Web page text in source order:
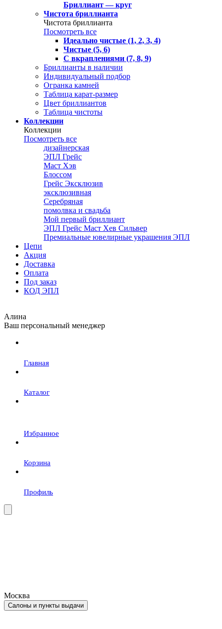
Бриллиант — круг
Чистота бриллианта
Чистота бриллианта
Посмотреть все
Идеально чистые (1, 2, 3, 4)
Чистые (5, 6)
С вкраплениями (7, 8, 9)
Бриллианты в наличии
Индивидуальный подбор
Огранка камней
Таблица карат-размер
Цвет бриллиантов
Таблица чистоты
Коллекции
Коллекции
Посмотреть все
дизайнерская
ЭПЛ Грейс
Маст Хэв
Блоссом
Грейс Эксклюзив
эксклюзивная
Серебряная
помолвка и свадьба
Мой первый бриллиант
ЭПЛ Грейс Маст Хев Сильвер
Премиальные ювелирные украшения ЭПЛ
Цепи
Акция
Доставка
Оплата
Под заказ
КОД ЭПЛ
Алина
Ваш персональный менеджер
Главная
Каталог
Избранное
Корзина
Профиль
Москва
Салоны и пункты выдачи